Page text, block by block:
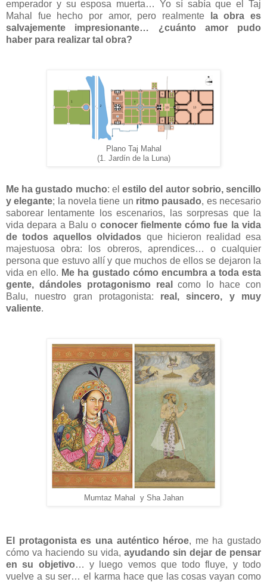
emperador y su esposa muerta… Yo sí sabía que el Taj
Mahal fue hecho por amor, pero realmente
la obra es
salvajemente impresionante… ¿cuánto amor pudo
haber para realizar tal obra?
Plano Taj Mahal
(1. Jardín de la Luna)
Me ha gustado mucho: elestilo del autor sobrio, sencillo
y elegante; la novela tiene un ritmo pausado, es necesario
saborear lentamente los escenarios, las sorpresas que la
vida depara a Balu o conocer fielmente cómo fue la vida
de todos aquellos olvidados que hicieron realidad esa
majestuosa obra: los obreros, aprendices… o cualquier
persona que estuvo allí y que muchos de ellos se dejaron la
vida en ello. Me ha gustado cómo encumbra a toda esta
gente, dándoles protagonismo real
como lo hace con
Balu, nuestro gran protagonista: real, sincero, y muy
valiente.
Mumtaz Mahal y Sha Jahan
El protagonista es una auténtico héroe, me ha gustado
cómo va haciendo su vida, ayudando sin dejar de pensar
en su objetivo… y luego vemos que todo fluye, y todo
vuelve a su ser… el karma hace que las cosas vayan como